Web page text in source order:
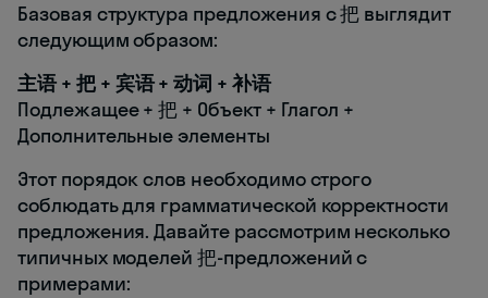
Базовая структура предложения с 把 выглядит
следующим образом:
主语 + 把 + 宾语 + 动词 + 补语
Подлежащее + 把 + Объект + Глагол +
Дополнительные элементы
Этот порядок слов необходимо строго
соблюдать для грамматической корректности
предложения. Давайте рассмотрим несколько
типичных моделей 把-предложений с
примерами: